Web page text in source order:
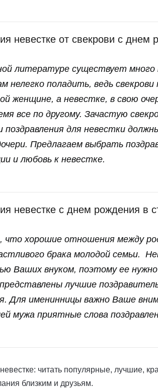
невестке от свекрови с днем
литературе существует много
нелегко поладить, ведь
женщине, а невестке, в свою
все по другому. Зачастую
поздравления для невестки
Предлагаем выбрать
и любовь к невестке.
невестке с днем рождения в
что хорошие отношения между
брака молодой семьи.
Ваших внуком, поэтому ее
лучшие
Для именинницы важно Ваше
мужа приятные слова
читать популярные, лучшие,
близким и друзьям.